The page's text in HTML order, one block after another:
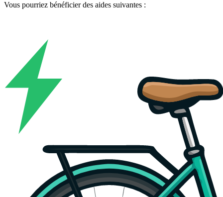
Vous pourriez bénéficier des aides suivantes :